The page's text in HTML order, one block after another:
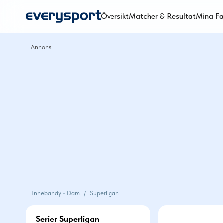
ÖversiktMatcher & ResultatMina
Innebandy - Dam / Superligan
Serier Superligan